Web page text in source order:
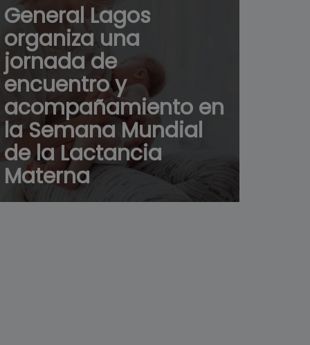
General Lagos
organiza una
jornada de
encuentro y
acompañamiento en
la Semana Mundial
de la Lactancia
Materna